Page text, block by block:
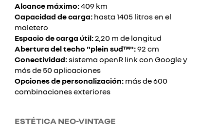
Alcance máximo:409 km
Capacidad de carga: hasta 1405 litros en el
maletero
Espacio de carga útil:2,20 m de longitud
Abertura del techo "plein sud™":92 cm
Conectividad:sistema openR link con Google y
más de 50 aplicaciones
Opciones de personalización: más de 600
combinaciones exteriores
ESTÉTICA NEO-VINTAGE